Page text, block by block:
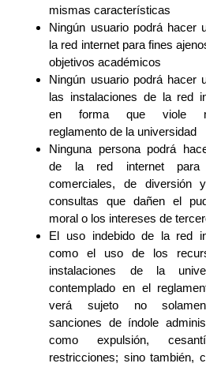
mismas características
Ningún usuario podrá hacer
la red internet para fines
objetivos académicos
Ningún usuario podrá hacer
las instalaciones de la red
en forma que viole
reglamento de la universidad
Ninguna persona podrá
de la red internet para
comerciales, de diversión
consultas que dañen el
moral o los intereses de
El uso indebido de la red
como el uso de los
instalaciones de la
contemplado en el
verá sujeto no
sanciones de índole
como expulsión,
restricciones; sino también,